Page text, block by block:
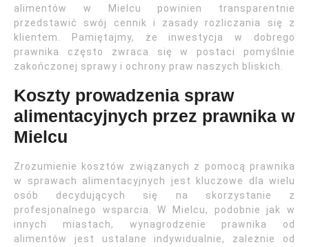
alimentów w Mielcu powinien transparentnie
przedstawić swój cennik i zasady rozliczania się z
klientem. Pamiętajmy, że inwestycja w dobrego
prawnika często zwraca się w postaci pomyślnie
zakończonej sprawy i ochrony praw naszych bliskich.
Koszty prowadzenia spraw
alimentacyjnych przez prawnika w
Mielcu
Zrozumienie kosztów związanych z pomocą prawnika
w sprawach alimentacyjnych jest kluczowe dla wielu
osób decydujących się na skorzystanie z
profesjonalnego wsparcia. W Mielcu, podobnie jak w
innych miastach, wynagrodzenie prawnika od
alimentów jest ustalane indywidualnie, zależnie od